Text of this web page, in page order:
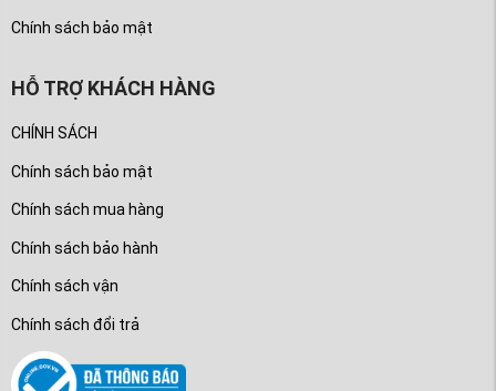
Chính sách bảo mật
HỖ TRỢ KHÁCH HÀNG
CHÍNH SÁCH
Chính sách bảo mật
Chính sách mua hàng
Chính sách bảo hành
Chính sách vận
Chính sách đổi trả